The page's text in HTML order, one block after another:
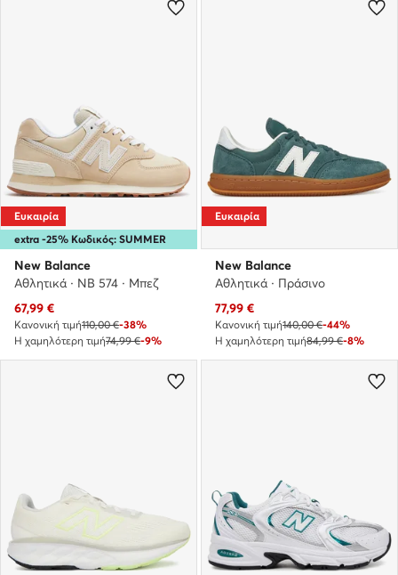
extra -25% Κωδικός: SUMMER
Ευκαιρία
New Balance
Αθλητικά · NB 574 · Μπεζ
Τρέχουσα τιμή
67,99 €
Κανονική τιμή110,00 €-38%
Η χαμηλότερη τιμή74,99 €-9%
Ευκαιρία
New Balance
Αθλητικά · Πράσινο
Τρέχουσα τιμή
77,99 €
Κανονική τιμή140,00 €-44%
Η χαμηλότερη τιμή84,99 €-8%